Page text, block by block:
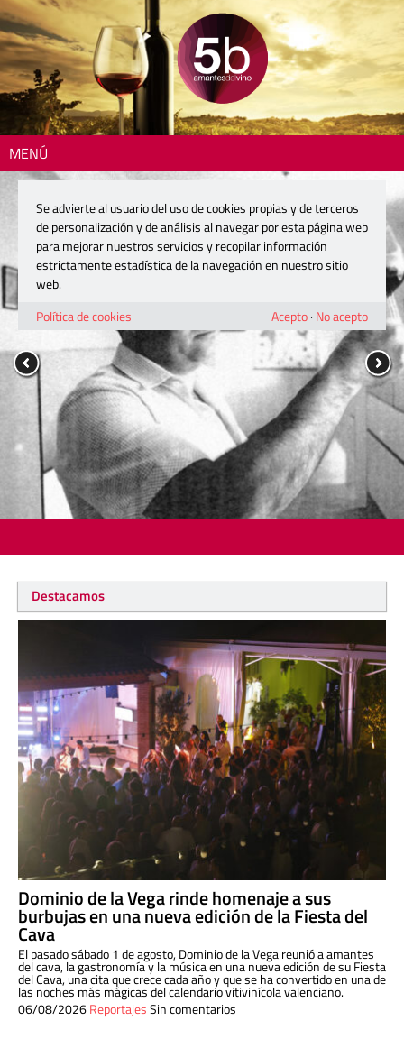
MENÚ
Destacamos
Dominio de la Vega rinde homenaje a sus
burbujas en una nueva edición de la Fiesta del
Cava
El pasado sábado 1 de agosto, Dominio de la Vega reunió a amantes
del cava, la gastronomía y la música en una nueva edición de su Fiesta
del Cava, una cita que crece cada año y que se ha convertido en una de
las noches más mágicas del calendario vitivinícola valenciano.
06/08/2026ReportajesSin comentarios
Se advierte al usuario del uso de cookies propias y de terceros
de personalización y de análisis al navegar por esta página web
para mejorar nuestros servicios y recopilar información
estrictamente estadística de la navegación en nuestro sitio
web.
Política de cookies
Acepto· No acepto